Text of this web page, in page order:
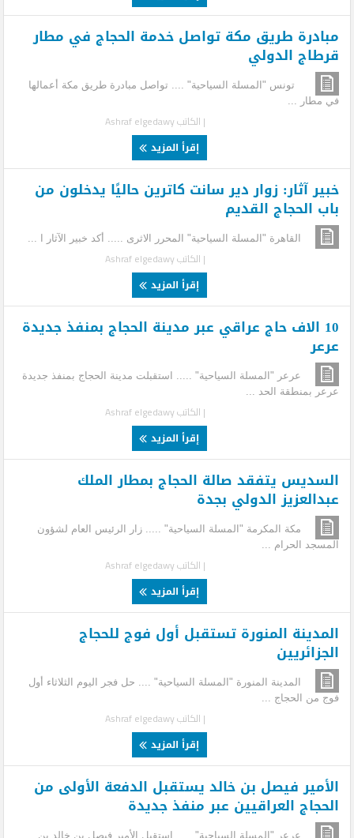
مبادرة طريق مكة تواصل خدمة الحجاج في مطار
قرطاج الدولي
تونس "المسلة السياحية" .... تواصل مبادرة طريق مكة أعمالها
في مطار ...
| الكاتبAshraf elgedawy
إقرأ المزيد
خبير آثار: زوار دير سانت كاترين حاليًا يدخلون من
باب الحجاج القديم
القاهرة "المسلة السياحية" المحرر الاثرى ..... أكد خبير الآثار ا ...
| الكاتبAshraf elgedawy
إقرأ المزيد
10 الاف حاج عراقي عبر مدينة الحجاج بمنفذ جديدة
عرعر
عرعر "المسلة السياحية" ..... استقبلت مدينة الحجاج بمنفذ جديدة
عرعر بمنطقة الحد ...
| الكاتبAshraf elgedawy
إقرأ المزيد
السديس يتفقد صالة الحجاج بمطار الملك
عبدالعزيز الدولي بجدة
مكة المكرمة "المسلة السياحية" ..... زار الرئيس العام لشؤون
المسجد الحرام ...
| الكاتبAshraf elgedawy
إقرأ المزيد
المدينة المنورة تستقبل أول فوج للحجاج
الجزائريين
المدينة المنورة "المسلة السياحية" .... حل فجر اليوم الثلاثاء أول
فوج من الحجاج ...
| الكاتبAshraf elgedawy
إقرأ المزيد
الأمير فيصل بن خالد يستقبل الدفعة الأولى من
الحجاج العراقيين عبر منفذ جديدة
عرعر "المسلة السياحية" ..... استقبل الأمير فيصل بن خالد بن